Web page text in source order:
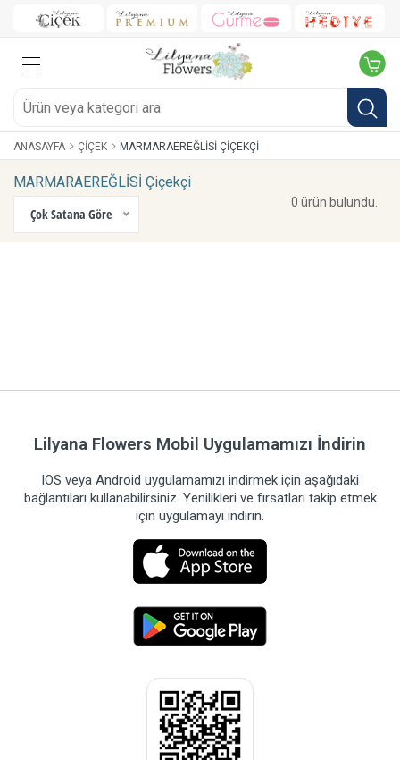
ANASAYFA ÇIÇEK MARMARAEREĞLİSİ ÇIÇEKÇI
MARMARAEREĞLİSİ Çiçekçi
Çok Satana Göre
0 ürün bulundu.
Lilyana Flowers Mobil Uygulamamızı İndirin
IOS veya Android uygulamamızı indirmek için aşağıdaki
bağlantıları kullanabilirsiniz. Yenilikleri ve fırsatları takip etmek
için uygulamayı indirin.